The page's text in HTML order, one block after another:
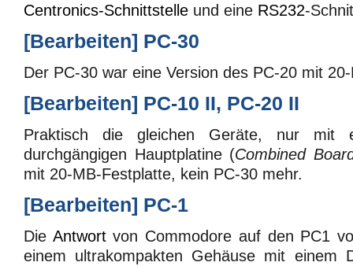
Centronics-Schnittstelle und eine RS232-
[Bearbeiten] PC-30
Der PC-30 war eine Version des PC-20 mit
[Bearbeiten] PC-10 II, PC-20 II
Praktisch die gleichen Geräte, nur mit
durchgängigen Hauptplatine (Combined
mit 20-MB-Festplatte, kein PC-30 mehr.
[Bearbeiten] PC-1
Die Antwortvon Commodore auf den PC1
einem ultrakompakten Gehäuse mit einem